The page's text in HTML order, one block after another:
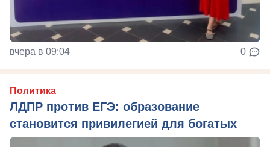
вчера в 09:04 0
Политика
ЛДПР против ЕГЭ: образование
становится привилегией для богатых